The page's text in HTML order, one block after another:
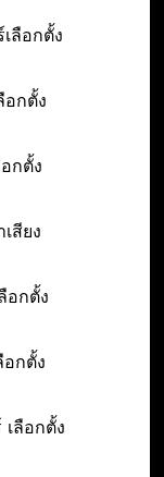
ลือกตั้ง
อกตั้ง
อกตั้ง
เสียง
อกตั้ง
อกตั้ง
เลือกตั้ง